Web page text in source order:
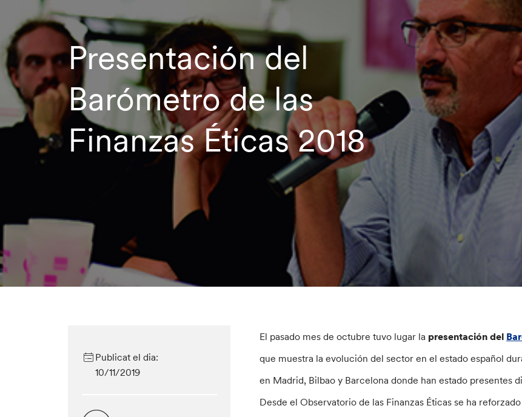
Presentación del
Barómetro de las
Finanzas Éticas 2018
Publicat el dia:
10/11/2019
El pasado mes de octubre tuvo lugar la presentación del
que muestra la evolución del sector en el estado español
en Madrid, Bilbao y Barcelona donde han estado presentes
Desde el Observatorio de las Finanzas Éticas se ha